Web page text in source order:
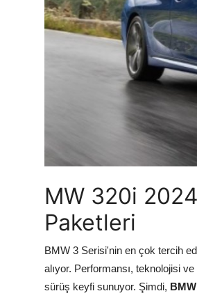
MW 320i
Paketleri
BMW 3 Serisi'nin en çok tercih
alıyor. Performansı, teknolojisi
sürüş keyfi sunuyor. Şimdi,